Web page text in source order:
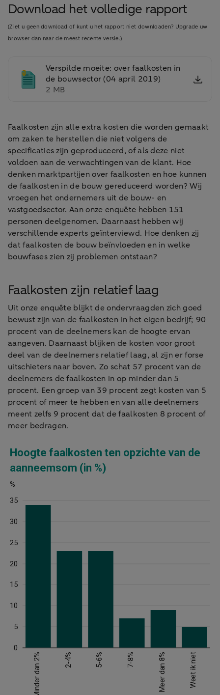
Download het volledige rapport
(Ziet u geen download of kunt u het rapport niet downloaden? Upgrade uw
browser dan naar de meest recente versie.)
Verspilde moeite: over faalkosten in
de bouwsector (04 april 2019)
2 MB
Faalkosten zijn alle extra kosten die worden gemaakt
om zaken te herstellen die niet volgens de
specificaties zijn geproduceerd, of als deze niet
voldoen aan de verwachtingen van de klant. Hoe
denken marktpartijen over faalkosten en hoe kunnen
de faalkosten in de bouw gereduceerd worden? Wij
vroegen het ondernemers uit de bouw- en
vastgoedsector. Aan onze enquête hebben 151
personen deelgenomen. Daarnaast hebben wij
verschillende experts geïnterviewd. Hoe denken zij
dat faalkosten de bouw beïnvloeden en in welke
bouwfases zien zij problemen ontstaan?
Faalkosten zijn relatief laag
Uit onze enquête blijkt de ondervraagden zich goed
bewust zijn van de faalkosten in het eigen bedrijf; 90
procent van de deelnemers kan de hoogte ervan
aangeven. Daarnaast blijken de kosten voor groot
deel van de deelnemers relatief laag, al zijn er forse
uitschieters naar boven. Zo schat 57 procent van de
deelnemers de faalkosten in op minder dan 5
procent. Een groep van 39 procent zegt kosten van 5
procent of meer te hebben en van alle deelnemers
meent zelfs 9 procent dat de faalkosten 8 procent of
meer bedragen.